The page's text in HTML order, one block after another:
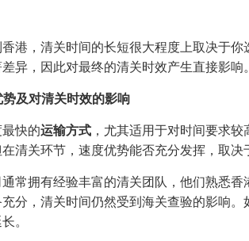
港，清关时间的长短很大程度上取决于你
异，因此对最终的清关时效产生直接影响。
及对清关时效的影响
快的运输方式 ，尤其适用于对时间要求
清关环节，速度优势能否充分发挥，取决
常拥有经验丰富的清关团队，他们熟悉
分，清关时间仍然受到海关查验的影响
。